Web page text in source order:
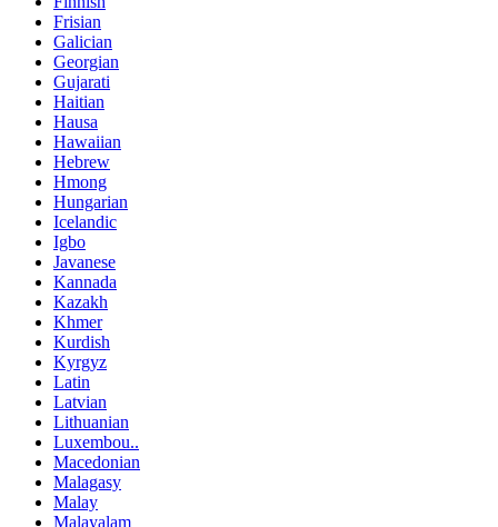
Frisian
Galician
Georgian
Gujarati
Haitian
Hausa
Hawaiian
Hebrew
Hmong
Hungarian
Icelandic
Igbo
Javanese
Kannada
Kazakh
Khmer
Kurdish
Kyrgyz
Latin
Latvian
Lithuanian
Luxembou..
Macedonian
Malagasy
Malay
Malayalam